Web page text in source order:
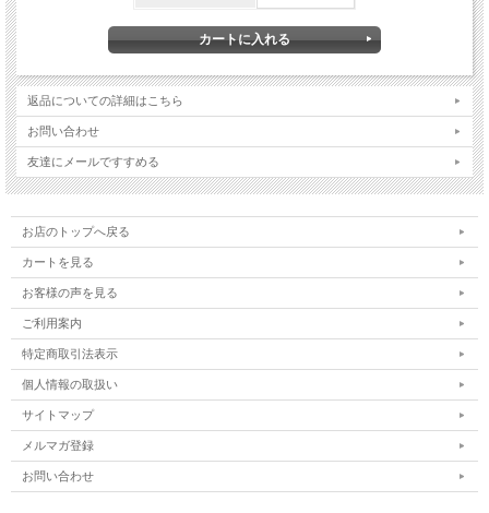
返品についての詳細はこちら
お問い合わせ
友達にメールですすめる
お店のトップへ戻る
カートを見る
お客様の声を見る
ご利用案内
特定商取引法表示
個人情報の取扱い
サイトマップ
メルマガ登録
お問い合わせ